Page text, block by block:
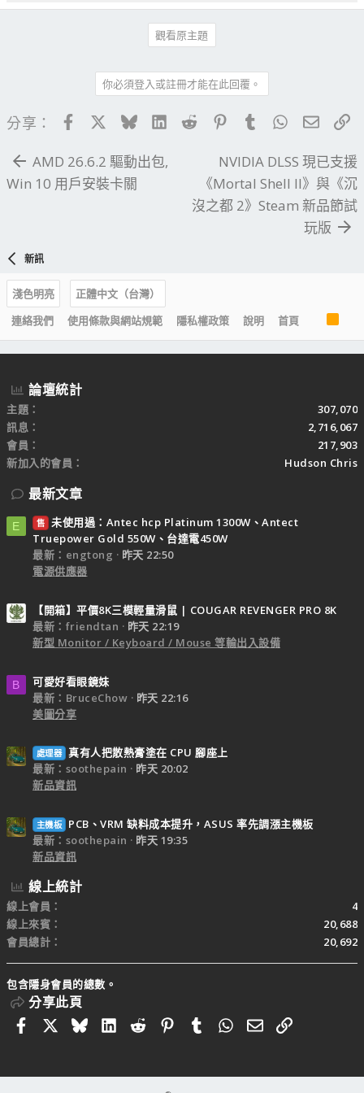
觀看原主題
你必須登入或註冊才能在此回覆。
分享： FacebookBlueskyLinkedIn
Reddit PinterestTumblrWhatsApp
電子
AMD 26.6.2 驅動出包,
Win 10 用戶安裝卡關
NVIDIA DLSS 現已支援
《Mortal Shell II》與《沉
沒之都 2》Steam 新品節試
玩版
新訊
淺色明亮
正體中文（台灣）
連絡我們
使用條款與網站規範 隱私權政策 說明 首頁
R
S
S
論壇統計
主題
307,070
訊息
2,716,067
會員
217,903
新加入的會員
Hudson Chris
最新文章
E 售 未使用過：Antec hcp Platinum 1300W、Antect
Truepower Gold 550W、台達電450W
最新：engtong
昨天 22:50
電源供應器
【開箱】平價8K三模輕量滑鼠 | COUGAR REVENGER PRO 8K
最新：friendtan
昨天 22:19
新型 Monitor / Keyboard / Mouse 等輸出入設備
B
可愛好看眼鏡妹
最新：BruceChow
昨天 22:16
美圖分享
處理器 真有人把散熱膏塗在 CPU 腳座上
最新：soothepain
昨天 20:02
新品資訊
主機板
PCB、VRM 缺料成本提升，ASUS 率先調漲主機板
最新：soothepain
昨天 19:35
新品資訊
線上統計
線上會員
4
線上來賓
20,688
會員總計
20,692
包含隱身會員的總數。
分享此頁
FacebookBlueskyLinkedIn
RedditPinterestTumblrWhatsApp
電子郵件
連結